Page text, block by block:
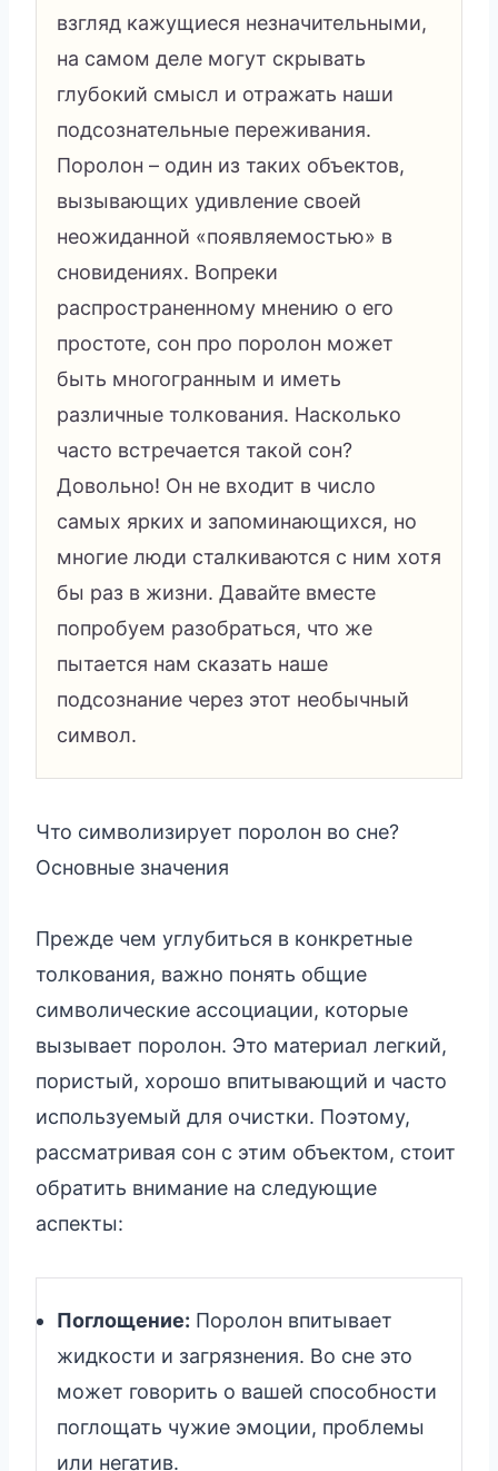
взгляд кажущиеся незначительными,
на самом деле могут скрывать
глубокий смысл и отражать наши
подсознательные переживания.
Поролон – один из таких объектов,
вызывающих удивление своей
неожиданной «появляемостью» в
сновидениях. Вопреки
распространенному мнению о его
простоте, сон про поролон может
быть многогранным и иметь
различные толкования. Насколько
часто встречается такой сон?
Довольно! Он не входит в число
самых ярких и запоминающихся, но
многие люди сталкиваются с ним хотя
бы раз в жизни. Давайте вместе
попробуем разобраться, что же
пытается нам сказать наше
подсознание через этот необычный
символ.
Что символизирует поролон во сне?
Основные значения
Прежде чем углубиться в конкретные
толкования, важно понять общие
символические ассоциации, которые
вызывает поролон. Это материал легкий,
пористый, хорошо впитывающий и часто
используемый для очистки. Поэтому,
рассматривая сон с этим объектом, стоит
обратить внимание на следующие
аспекты:
Поглощение: Поролон впитывает
жидкости и загрязнения. Во сне это
может говорить о вашей способности
поглощать чужие эмоции, проблемы
или негатив.